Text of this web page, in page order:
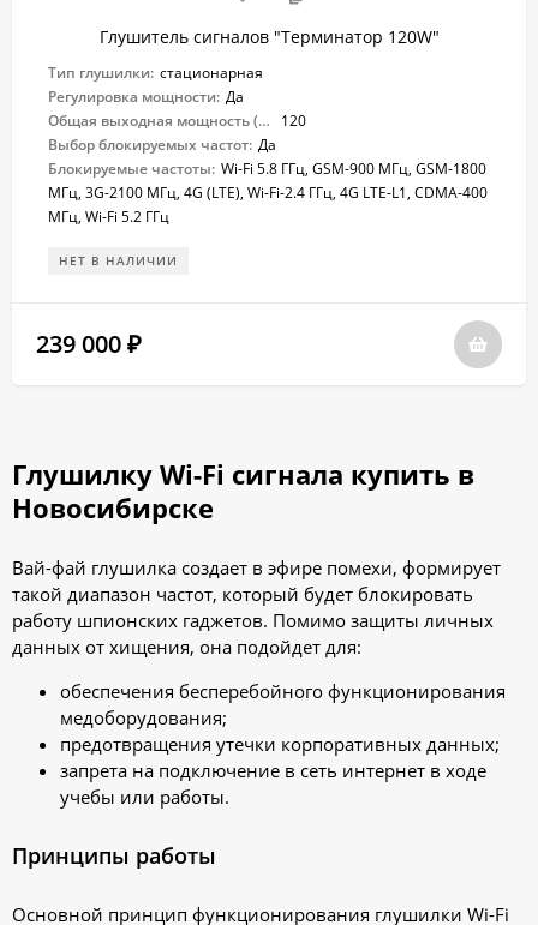
Глушитель сигналов "Терминатор 120W"
Тип глушилки: стационарная
Регулировка мощности: Да
Общая выходная мощность (Вт):
120
Выбор блокируемых частот: Да
Блокируемые частоты: Wi-Fi 5.8 ГГц, GSM-900 МГц, GSM-1800
МГц, 3G-2100 МГц, 4G (LTE), Wi-Fi-2.4 ГГц, 4G LTE-L1, CDMA-400
МГц, Wi-Fi 5.2 ГГц
НЕТ В НАЛИЧИИ
239 000 ₽
Глушилку Wi-Fi сигнала купить в
Новосибирске
Вай-фай глушилка создает в эфире помехи, формирует
такой диапазон частот, который будет блокировать
работу шпионских гаджетов. Помимо защиты личных
данных от хищения, она подойдет для:
обеспечения бесперебойного функционирования
медоборудования;
предотвращения утечки корпоративных данных;
запрета на подключение в сеть интернет в ходе
учебы или работы.
Принципы работы
Основной принцип функционирования глушилки Wi-Fi